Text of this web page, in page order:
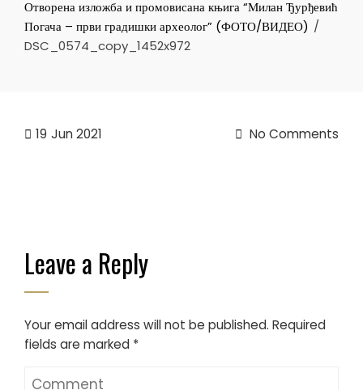
Отворена изложба и промовисана књига “Милан Ђурђевић
Погача – први градишки археолог” (ФОТО/ВИДЕО)
DSC_0574_copy_1452x972
19 Jun 2021 No Comments
Leave a Reply
Your email address will not be published. Required
fields are marked *